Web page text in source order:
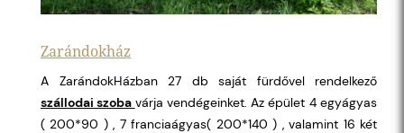
Zarándokház
A ZarándokHázban 27 db saját fürdővel rendelkező
szállodai szoba várja vendégeinket. Az épület 4 egyágyas
( 200*90 ) , 7 franciaágyas( 200*140 ) , valamint 16 két